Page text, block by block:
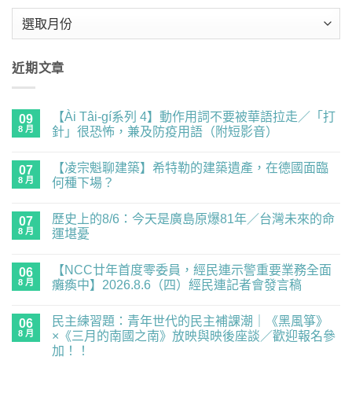
近期文章
09
8 月
【Ài Tâi-gí系列 4】動作用詞不要被華語拉走／「打
針」很恐怖，兼及防疫用語（附短影音）
Tâi-
gí
系
動
作
用
被
華
走
「打
針」
言
07
8 月
【凌宗魁聊建築】希特勒的建築遺產，在德國面臨
何種下場？
宗
魁
聊
特
勒
築
產，
在
留
言
07
8 月
歷史上的8/6：今天是廣島原爆81年／台灣未來的命
運堪憂
上
的
天
廣
島
言
06
8 月
【NCC廿年首度零委員，經民連示警重要業務全面
癱瘓中】2026.8.6（四）經民連記者會發言稿
廿
首
度
留
言
06
8 月
民主練習題：青年世代的民主補課潮｜《黑風箏》
×《三月的南國之南》放映與映後座談／歡迎報名參
加！！